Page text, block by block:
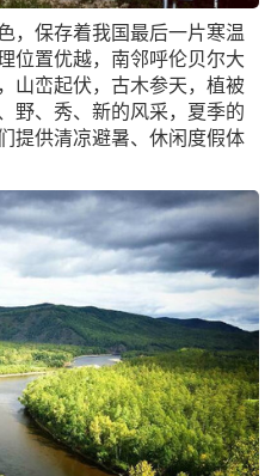
，保存着我国最后一片寒温
位置优越，南邻呼伦贝尔大
山峦起伏，古木参天，植被
野、秀、新的风采，夏季的
提供清凉避暑、休闲度假体